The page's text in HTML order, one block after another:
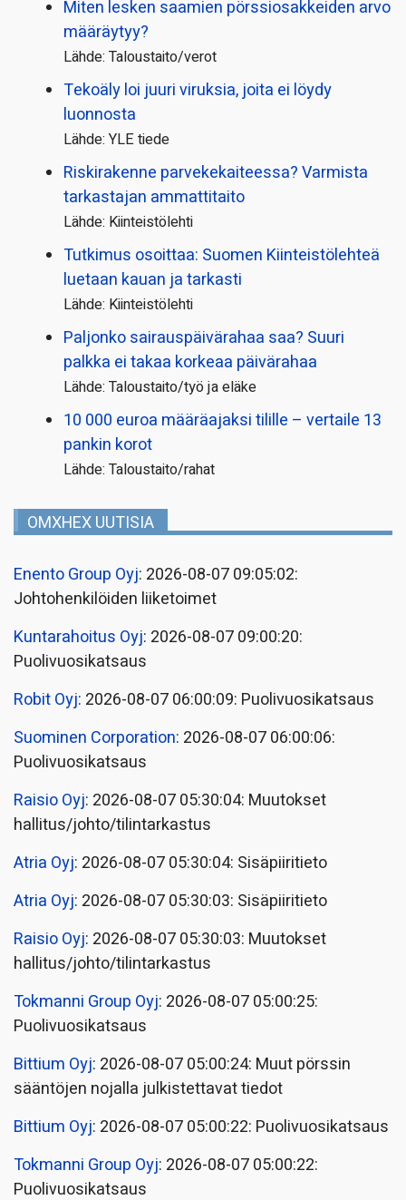
Miten lesken saamien pörssi­osakkeiden arvo
määräytyy?
Lähde: Taloustaito/verot
Tekoäly loi juuri viruksia, joita ei löydy
luonnosta
Lähde: YLE tiede
Riskirakenne parvekekaiteessa? Varmista
tarkastajan ammattitaito
Lähde: Kiinteistölehti
Tutkimus osoittaa: Suomen Kiinteistölehteä
luetaan kauan ja tarkasti
Lähde: Kiinteistölehti
Paljonko sairauspäivä­rahaa saa? Suuri
palkka ei takaa korkeaa päivärahaa
Lähde: Taloustaito/työ ja eläke
10 000 euroa määräajaksi tilille – vertaile 13
pankin korot
Lähde: Taloustaito/rahat
OMXHEX UUTISIA
Enento Group Oyj: 2026-08-07 09:05:02:
Johtohenkilöiden liiketoimet
Kuntarahoitus Oyj: 2026-08-07 09:00:20:
Puolivuosikatsaus
Robit Oyj: 2026-08-07 06:00:09: Puolivuosikatsaus
Suominen Corporation: 2026-08-07 06:00:06:
Puolivuosikatsaus
Raisio Oyj: 2026-08-07 05:30:04: Muutokset
hallitus/johto/tilintarkastus
Atria Oyj: 2026-08-07 05:30:04: Sisäpiiritieto
Atria Oyj: 2026-08-07 05:30:03: Sisäpiiritieto
Raisio Oyj: 2026-08-07 05:30:03: Muutokset
hallitus/johto/tilintarkastus
Tokmanni Group Oyj: 2026-08-07 05:00:25:
Puolivuosikatsaus
Bittium Oyj: 2026-08-07 05:00:24: Muut pörssin
sääntöjen nojalla julkistettavat tiedot
Bittium Oyj: 2026-08-07 05:00:22: Puolivuosikatsaus
Tokmanni Group Oyj: 2026-08-07 05:00:22:
Puolivuosikatsaus